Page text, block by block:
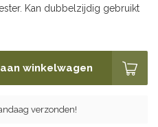
Kan dubbelzijdig gebruikt
winkelwagen
verzonden!